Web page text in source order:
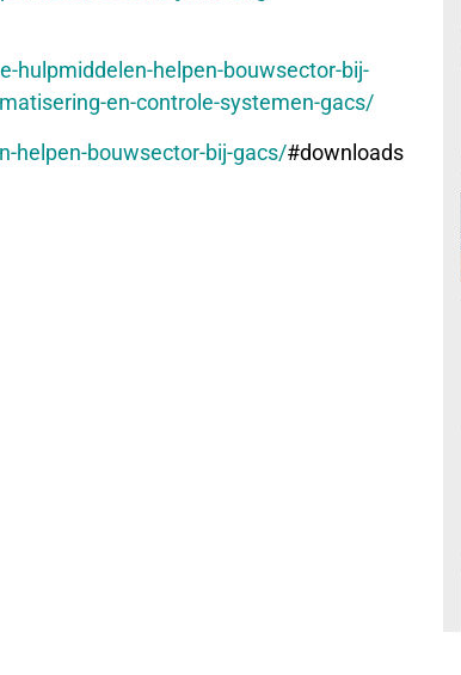
helpen-bouwsector-bij-
en-controle-systemen-gacs/
helpen-bouwsector-bij-gacs/#downloads